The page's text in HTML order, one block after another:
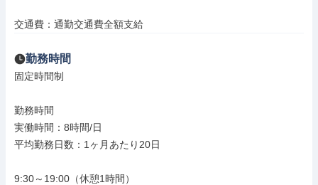
交通費：通勤交通費全額支給
勤務時間
固定時間制
勤務時間
実働時間：8時間/日
平均勤務日数：1ヶ月あたり20日
9:30～19:00（休憩1時間）